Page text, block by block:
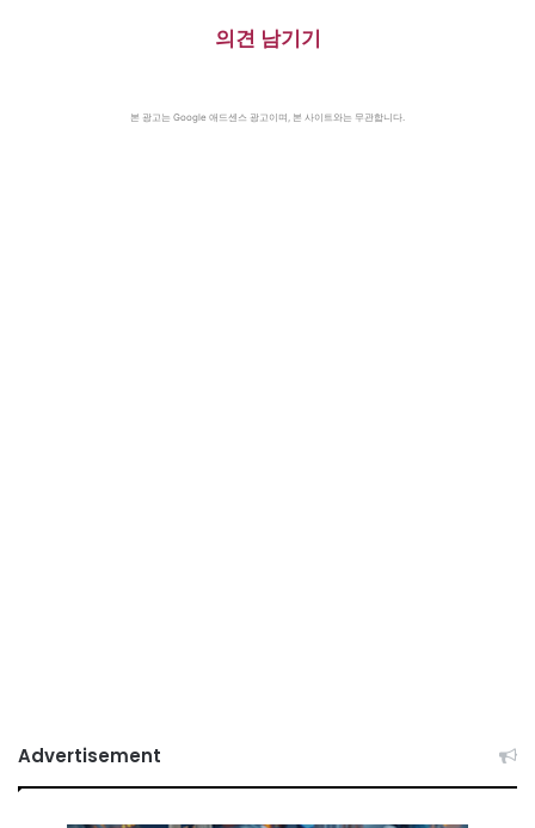
의견 남기기
본 광고는 Google 애드센스 광고이며, 본 사이트와는 무관합니다.
Advertisement